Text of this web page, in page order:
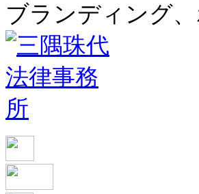
ブランディング